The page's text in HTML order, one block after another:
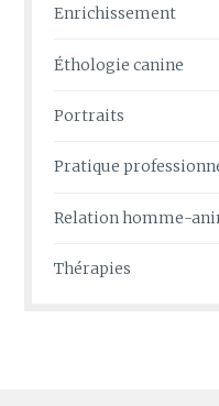
Enrichissement
Éthologie canine
Portraits
Pratique
Relation homme-
Thérapies